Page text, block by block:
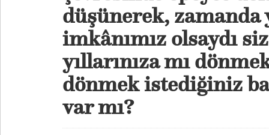
düşünerek,
imkânımız olsaydı
yıllarınıza mı
dönmek istediğiniz
var mı?